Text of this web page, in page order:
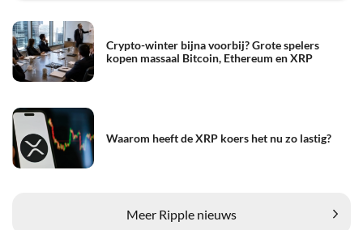
Crypto-winter bijna voorbij? Grote spelers
kopen massaal Bitcoin, Ethereum en XRP
Waarom heeft de XRP koers het nu zo lastig?
Meer Ripple nieuws